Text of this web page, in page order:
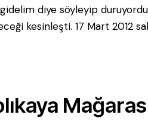
diye söyleyip
kesinleşti. 17 Mart 2012